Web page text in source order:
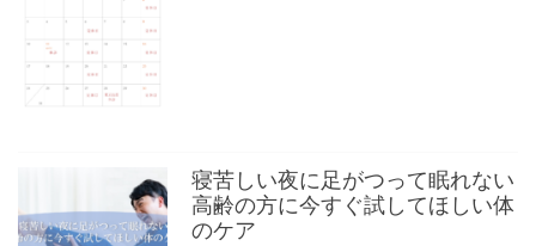
寝苦しい夜に足がつって眠れない
高齢の方に今すぐ試してほしい体
のケア